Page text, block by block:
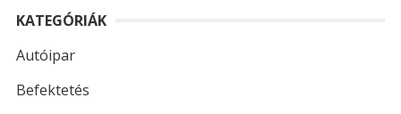
KATEGÓRIÁK
Autóipar
Befektetés